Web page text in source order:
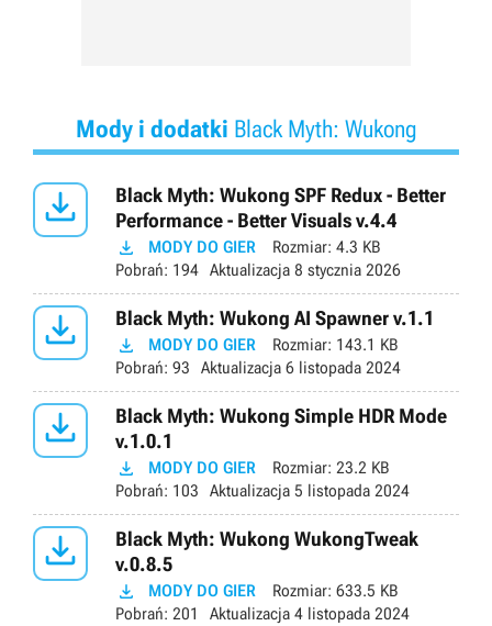
Mody i dodatki Black Myth: Wukong

Black Myth: Wukong SPF Redux - Better
Performance - Better Visuals v.4.4
 MODY DO GIER Rozmiar: 4.3 KB
Pobrań: 194 Aktualizacja 8 stycznia 2026
 Black Myth: Wukong AI Spawner v.1.1
 MODY DO GIER Rozmiar: 143.1 KB
Pobrań: 93 Aktualizacja 6 listopada 2024

Black Myth: Wukong Simple HDR Mode
v.1.0.1
 MODY DO GIER Rozmiar: 23.2 KB
Pobrań: 103 Aktualizacja 5 listopada 2024

Black Myth: Wukong WukongTweak
v.0.8.5
 MODY DO GIER Rozmiar: 633.5 KB
Pobrań: 201 Aktualizacja 4 listopada 2024